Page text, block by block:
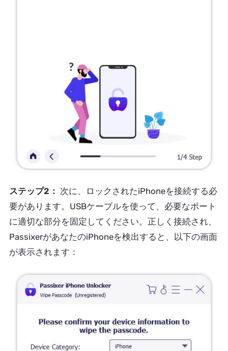
ステップ2： 次に、ロックされたiPhoneを接続する必
要があります。USBケーブルを使って、必要なポート
に適切な部分を固定してください。正しく接続され、
PassixerがあなたのiPhoneを検出すると、以下の画面
が表示されます：